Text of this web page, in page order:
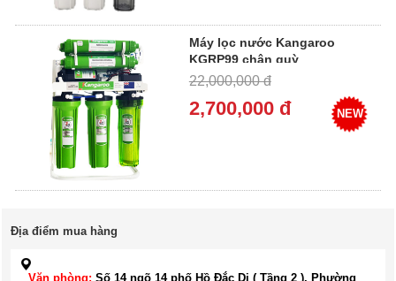
Máy lọc nước Kangaroo
KGRP99 chân quỳ
22,000,000 đ
2,700,000 đ NEW
Địa điểm mua hàng
Văn phòng: Số 14 ngõ 14 phố Hồ Đắc Di ( Tầng 2 ), Phường